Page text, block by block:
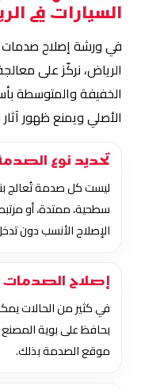
السيارات في
في ورشة إصلاح صدمات
الرياض، نركّز على
الخفيفة والمتوسطة
الأصلي ويمنع ظهور
تحديد نوع
ليست كل صدمة تُعالج
سطحية، ممتدة، أو
الإصلاح الأنسب دون
إصلاح الصدمات
في كثير من الحالات
يحافظ على بوية
موقع الصدمة بذلك.